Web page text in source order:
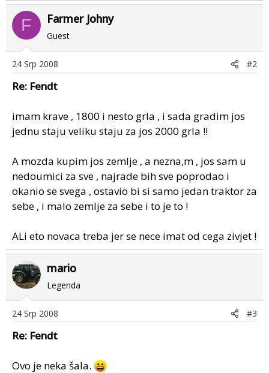
a
F Farmer Johny
Guest
24 Srp 2008 #2
Re: Fendt
imam krave , 1800 i nesto grla , i sada gradim jos
jednu staju veliku staju za jos 2000 grla !!
A mozda kupim jos zemlje , a nezna,m , jos sam u
nedoumici za sve , najrade bih sve poprodao i
okanio se svega , ostavio bi si samo jedan traktor za
sebe , i malo zemlje za sebe i to je to !
ALi eto novaca treba jer se nece imat od cega zivjet !
mario
Legenda
24 Srp 2008 #3
Re: Fendt
Ovo je neka šala.